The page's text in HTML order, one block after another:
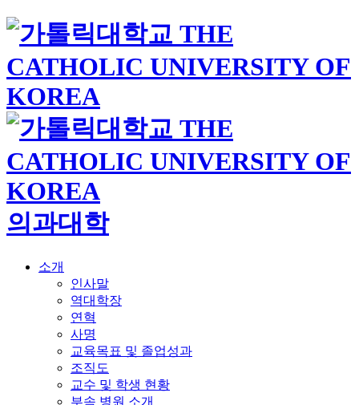
의과대학
소개
인사말
역대학장
연혁
사명
교육목표 및 졸업성과
조직도
교수 및 학생 현황
부속 병원 소개